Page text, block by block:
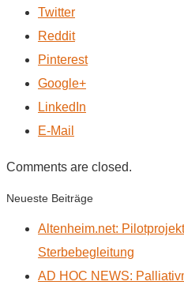
Twitter
Reddit
Pinterest
Google+
LinkedIn
E-Mail
Comments are closed.
Neueste Beiträge
Altenheim.net:
Sterbebegleitung
AD HOC NEWS: